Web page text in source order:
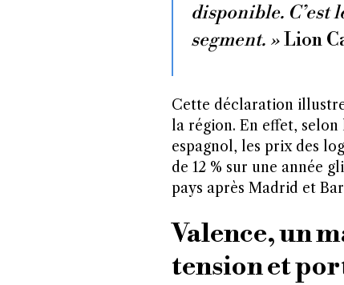
disponible. C’est
segment. »Lion
Cette déclaration
la région. En effet,
espagnol, les prix des
de 12 % sur une année
pays après Madrid et
Valence, un
tension et